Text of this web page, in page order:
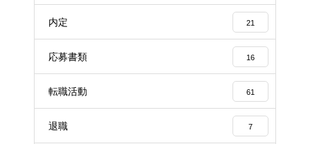
内定 21
応募書類 16
転職活動 61
退職 7